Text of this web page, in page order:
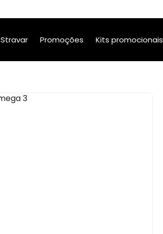
Promoções Kits promocionais